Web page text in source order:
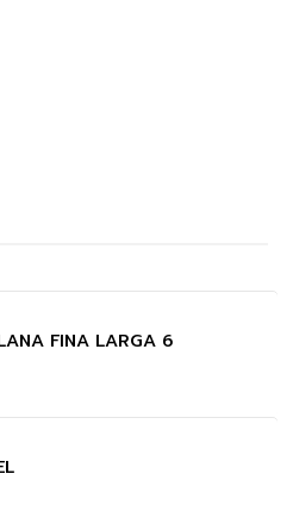
FINA LARGA 6